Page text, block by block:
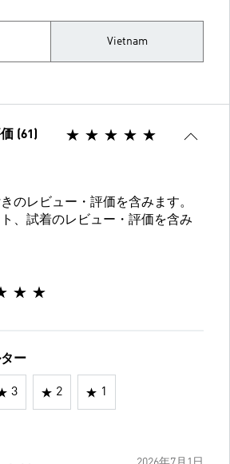
Vietnam
(61)
のレビュー・評価を含みます。
、試着のレビュー・評価を含み
ー
3 2 1